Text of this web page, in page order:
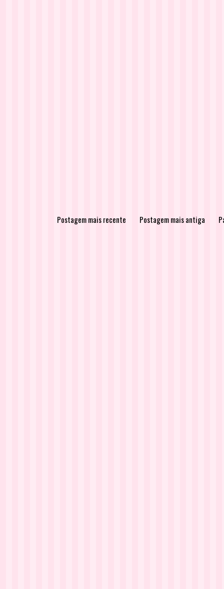
Postagem mais recente Postagem mais antiga